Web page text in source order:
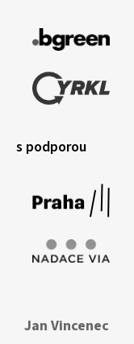
s podporou
Jan Vincenec